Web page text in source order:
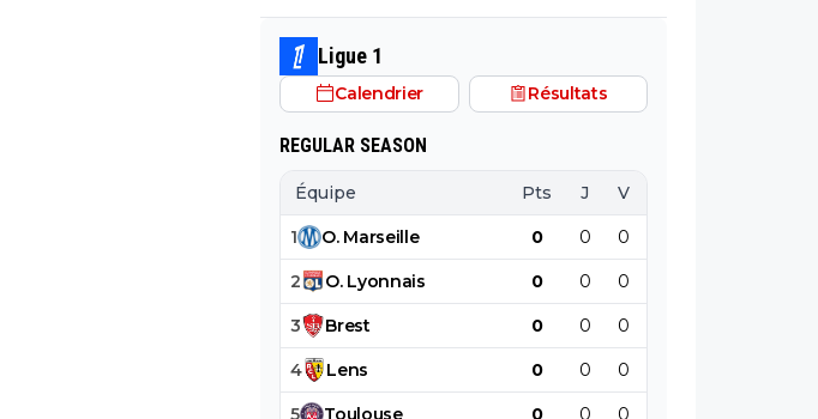
cas très très grave. Beaucoup plus grave
que l'autre porc sur maxi.
Ligue 1
Calendrier Résultats
REGULAR SEASON
Équipe Pts J V
1 O. Marseille 0 0 0
2 O. Lyonnais 0 0 0
3 Brest 0 0 0
4 Lens 0 0 0
5 Toulouse 0 0 0